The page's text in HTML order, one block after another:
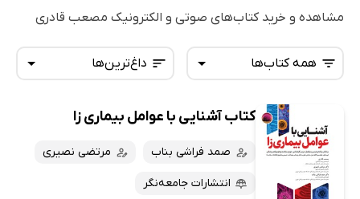
مشاهده و خرید کتاب‌های صوتی و الکترونیک مصعب قادری
داغ‌ترین‌ها
تازه‌ها
داغ‌ترین‌ها
پرفروش‌ها
همه کتاب‌ها
همه کتاب‌ها
کتاب‌های صوتی
کتاب‌های متنی
کتاب آشنایی با عوامل بیماری زا
صمد فراشی بناب مرتضی نصیری
انتشارات جامعه‌نگر